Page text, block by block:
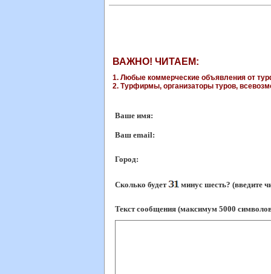
ВАЖНО! ЧИТАЕМ:
1. Любые коммерческие объявления от
2. Турфирмы, организаторы туров,
Ваше имя:
Ваш еmail:
Город:
Сколько будет минус шесть? (введите
Текст сообщения (максимум 5000